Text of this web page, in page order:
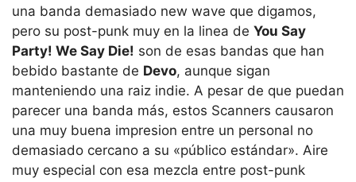
una banda demasiado new wave que digamos,
pero su post-punk muy en la linea de You Say
Party! We Say Die! son de esas bandas que han
bebido bastante de Devo, aunque sigan
manteniendo una raiz indie. A pesar de que puedan
parecer una banda más, estos Scanners causaron
una muy buena impresion entre un personal no
demasiado cercano a su «público estándar». Aire
muy especial con esa mezcla entre post-punk